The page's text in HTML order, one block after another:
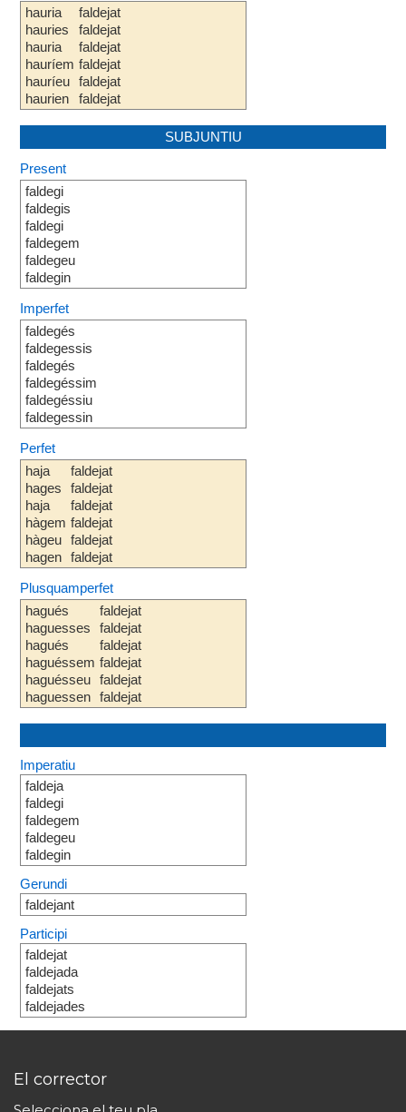
hauria
hauries
hauria
hauríem
hauríeu
haurien
faldejat
faldejat
faldejat
faldejat
faldejat
faldejat
SUBJUNTIU
Present
faldegi
faldegis
faldegi
faldegem
faldegeu
faldegin
Imperfet
faldegés
faldegessis
faldegés
faldegéssim
faldegéssiu
faldegessin
Perfet
haja
hages
haja
hàgem
hàgeu
hagen
faldejat
faldejat
faldejat
faldejat
faldejat
faldejat
Plusquamperfet
hagués
haguesses
hagués
haguéssem
haguésseu
haguessen
faldejat
faldejat
faldejat
faldejat
faldejat
faldejat
Imperatiu
faldeja
faldegi
faldegem
faldegeu
faldegin
Gerundi
faldejant
Participi
faldejat
faldejada
faldejats
faldejades
El corrector